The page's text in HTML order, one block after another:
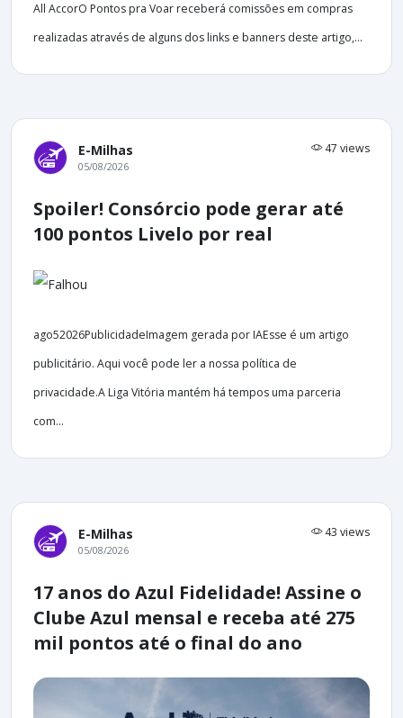
All AccorO Pontos pra Voar receberá comissões em compras
realizadas através de alguns dos links e banners deste artigo,...
E-Milhas 47 views
05/08/2026
Spoiler! Consórcio pode gerar até
100 pontos Livelo por real
ago52026PublicidadeImagem gerada por IAEsse é um artigo
publicitário. Aqui você pode ler a nossa política de
privacidade.A Liga Vitória mantém há tempos uma parceria
com...
E-Milhas 43 views
05/08/2026
17 anos do Azul Fidelidade! Assine o
Clube Azul mensal e receba até 275
mil pontos até o final do ano